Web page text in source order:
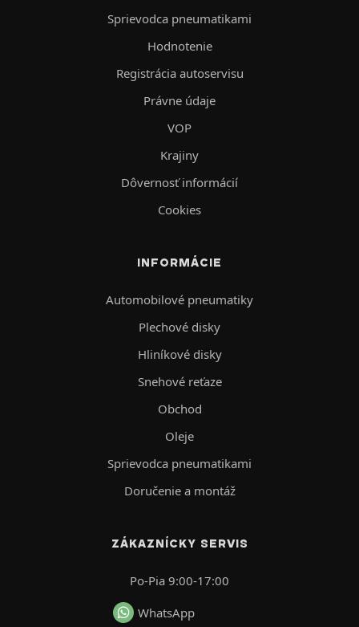
Sprievodca pneumatikami
Hodnotenie
Registrácia autoservisu
Právne údaje
VOP
Krajiny
Dôvernosť informácií
Cookies
INFORMÁCIE
Automobilové pneumatiky
Plechové disky
Hliníkové disky
Snehové reťaze
Obchod
Oleje
Sprievodca pneumatikami
Doručenie a montáž
ZÁKAZNÍCKY SERVIS
Po-Pia 9:00-17:00
WhatsApp